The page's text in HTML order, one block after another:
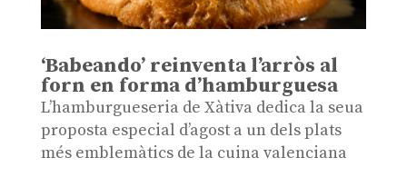
‘Babeando’ reinventa l’arròs al
forn en forma d’hamburguesa
L’hamburgueseria de Xàtiva dedica la seua
proposta especial d’agost a un dels plats
més emblemàtics de la cuina valenciana